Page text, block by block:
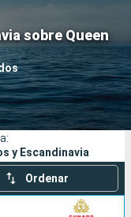
sobre Queen
Compañías
y Escandinavia
Ordenar